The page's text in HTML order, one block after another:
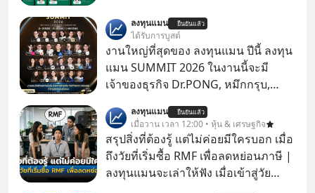
ลงทุนแมน ยืนยันแล้ว
ได้รับการบูสต์
งานใหญ่ที่สุดของ ลงทุนแมน ปีนี้ ลงทุน
แมน SUMMIT 2026 ในงานนี้จะมี
เจ้าของธุรกิจ Dr.PONG, หมึกกรุบ,
Fastwork, MizuMi, KARMART, อิชิตัน
มาแชร์ความรู้การสร้างธุรกิจ
ลงทุนแมน ยืนยันแล้ว
เมื่อวาน เวลา 12:00 • หุ้น & เศรษฐกิจ
สรุปสิ่งที่ต้องรู้ แต่ไม่ค่อยมีใครบอก เมื่อ
ถึงวัยที่เริ่มซื้อ RMF เพื่อลดหย่อนภาษี |
ลงทุนแมนจะเล่าให้ฟัง เมื่อเข้าสู่วัย